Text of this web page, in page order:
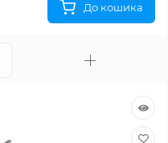
До кошика